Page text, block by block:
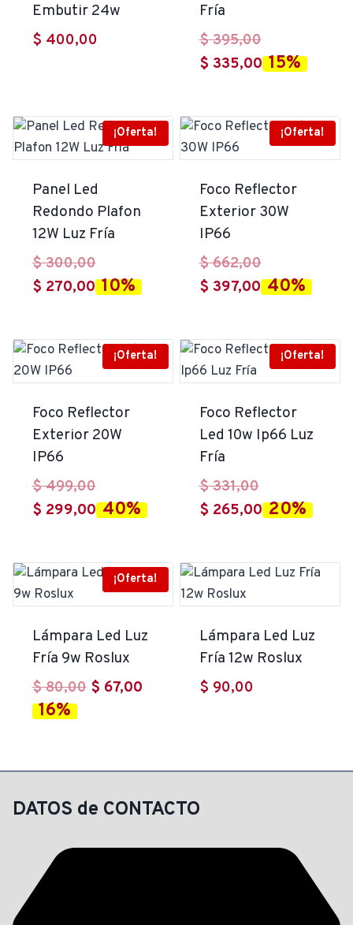
Embutir 24w
$ 400,00
Fría
$395,00El
precio
$ 395,00.
$ 335,00El
es:
$ 335,00.
15%
¡Oferta!
Panel Led
Redondo Plafon
12W Luz Fría
$300,00El
precio
$ 300,00.
$ 270,00El
es:
$ 270,00.
10%
¡Oferta!
Foco Reflector
Exterior 30W
IP66
$662,00El
precio
$ 662,00.
$ 397,00El
es:
$ 397,00.
40%
¡Oferta!
Foco Reflector
Exterior 20W
IP66
$499,00El
precio
$ 499,00.
$ 299,00El
es:
$ 299,00.
40%
¡Oferta!
Foco Reflector
Led 10w Ip66 Luz
Fría
$331,00El
precio
$ 331,00.
$ 265,00El
es:
$ 265,00.
20%
¡Oferta!
Lámpara Led Luz
Fría 9w Roslux
$80,00 El
$ 67,00El
16%
Lámpara Led Luz
Fría 12w Roslux
$ 90,00
DATOS de CONTACTO